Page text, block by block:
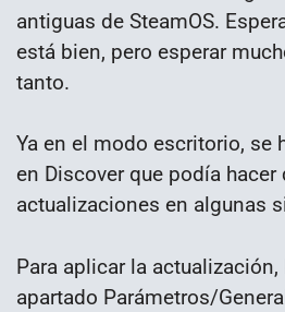
antiguas de SteamOS.
está bien, pero esperar
tanto.
Ya en el modo escritorio, se
en Discover que podía
actualizaciones en algunas
Para aplicar la
apartado Parámetros/